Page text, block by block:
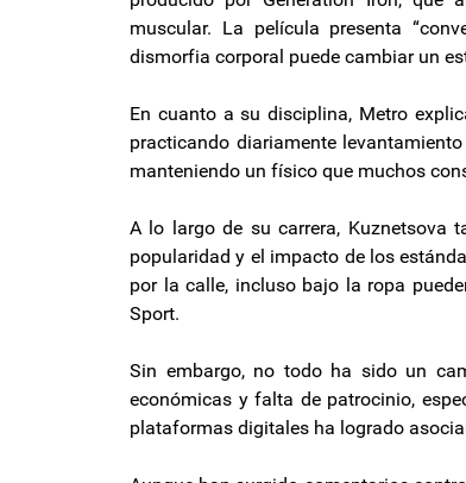
muscular. La película presenta
dismorfia corporal puede cambiar un
En cuanto a su disciplina, Metro
practicando diariamente
manteniendo un físico que muchos
A lo largo de su carrera, Kuznetsova
popularidad y el impacto de los
por la calle, incluso bajo la ropa
Sport.
Sin embargo, no todo ha sido un
económicas y falta de patrocinio,
plataformas digitales ha logrado